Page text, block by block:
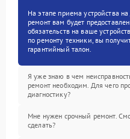
На этапе приема устройства
ремонт вам будет
обязательств на ваше
по ремонту техники, вы
гарантийный талон.
Я уже знаю в чем
ремонт необходим. Для чего
диагностику?
Мне нужен срочный ремонт.
сделать?